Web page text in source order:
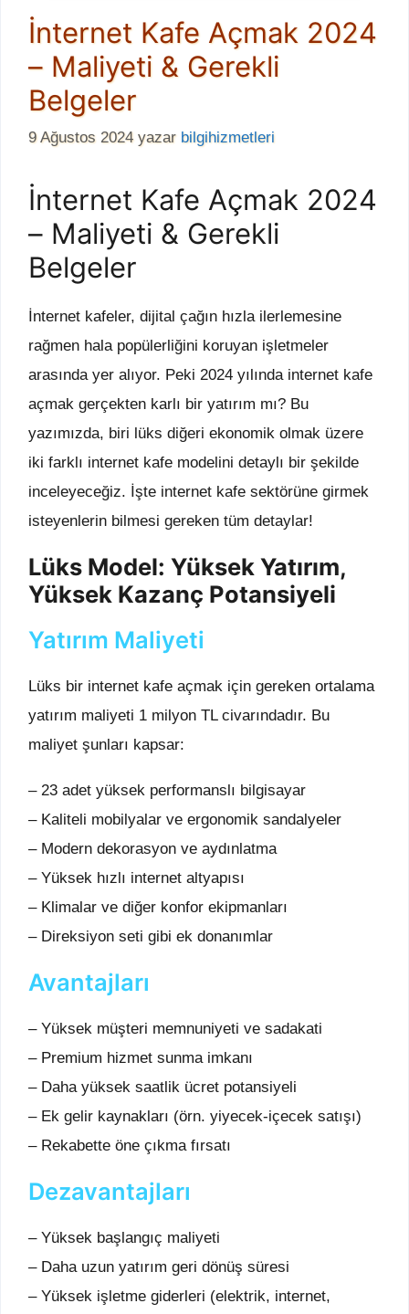
İnternet Kafe Açmak 2024
– Maliyeti & Gerekli
Belgeler
9 Ağustos 2024 yazar bilgihizmetleri
İnternet Kafe Açmak 2024
– Maliyeti & Gerekli
Belgeler
İnternet kafeler, dijital çağın hızla ilerlemesine
rağmen hala popülerliğini koruyan işletmeler
arasında yer alıyor. Peki 2024 yılında internet kafe
açmak gerçekten karlı bir yatırım mı? Bu
yazımızda, biri lüks diğeri ekonomik olmak üzere
iki farklı internet kafe modelini detaylı bir şekilde
inceleyeceğiz. İşte internet kafe sektörüne girmek
isteyenlerin bilmesi gereken tüm detaylar!
Lüks Model: Yüksek Yatırım,
Yüksek Kazanç Potansiyeli
Yatırım Maliyeti
Lüks bir internet kafe açmak için gereken ortalama
yatırım maliyeti 1 milyon TL civarındadır. Bu
maliyet şunları kapsar:
– 23 adet yüksek performanslı bilgisayar
– Kaliteli mobilyalar ve ergonomik sandalyeler
– Modern dekorasyon ve aydınlatma
– Yüksek hızlı internet altyapısı
– Klimalar ve diğer konfor ekipmanları
– Direksiyon seti gibi ek donanımlar
Avantajları
– Yüksek müşteri memnuniyeti ve sadakati
– Premium hizmet sunma imkanı
– Daha yüksek saatlik ücret potansiyeli
– Ek gelir kaynakları (örn. yiyecek-içecek satışı)
– Rekabette öne çıkma fırsatı
Dezavantajları
– Yüksek başlangıç maliyeti
– Daha uzun yatırım geri dönüş süresi
– Yüksek işletme giderleri (elektrik, internet,